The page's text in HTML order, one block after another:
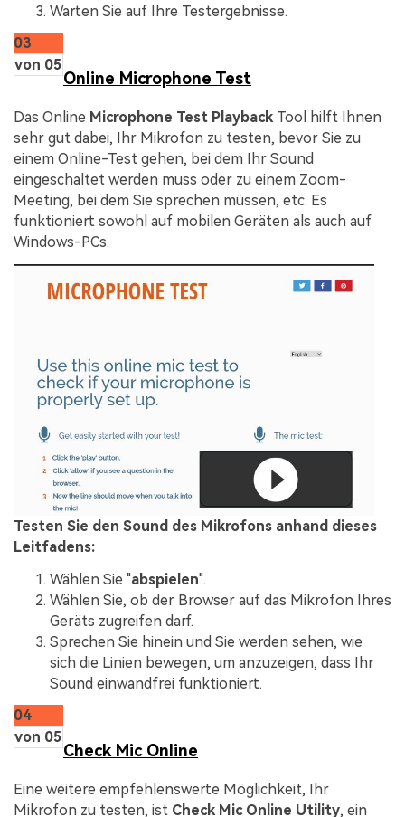
Warten Sie auf Ihre Testergebnisse.
03
von 05
Online Microphone Test
Das Online Microphone Test Playback Tool hilft Ihnen
sehr gut dabei, Ihr Mikrofon zu testen, bevor Sie zu
einem Online-Test gehen, bei dem Ihr Sound
eingeschaltet werden muss oder zu einem Zoom-
Meeting, bei dem Sie sprechen müssen, etc. Es
funktioniert sowohl auf mobilen Geräten als auch auf
Windows-PCs.
Testen Sie den Sound des Mikrofons anhand dieses
Leitfadens:
Wählen Sie "abspielen".
Wählen Sie, ob der Browser auf das Mikrofon Ihres
Geräts zugreifen darf.
Sprechen Sie hinein und Sie werden sehen, wie
sich die Linien bewegen, um anzuzeigen, dass Ihr
Sound einwandfrei funktioniert.
04
von 05
Check Mic Online
Eine weitere empfehlenswerte Möglichkeit, Ihr
Mikrofon zu testen, ist Check Mic Online Utility, ein